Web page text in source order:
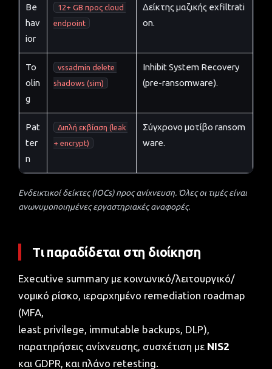
Be
hav
ior
12+ GB προς cloud
endpoint
Δείκτης μαζικής exfiltrati
on.
To
olin
g
vssadmin delete
shadows (sim)
Inhibit System Recovery
(pre-ransomware).
Pat
ter
n
Διπλή εκβίαση (leak
+ encrypt)
Σύγχρονο μοτίβο ransom
ware.
Ενδεικτικοί δείκτες (IOCs) προς ανίχνευση. Όλες οι τιμές είναι
ανωνυμοποιημένες εργαστηριακές αναφορές.
Τι παραδίδεται στη διοίκηση
Executive summary με κοινωνικό/λειτουργικό/
νομικό ρίσκο, ιεραρχημένο remediation roadmap
(MFA,
least privilege, immutable backups, DLP),
παρατηρήσεις ανίχνευσης, συσχέτιση με NIS2
και GDPR, και πλάνο retesting.